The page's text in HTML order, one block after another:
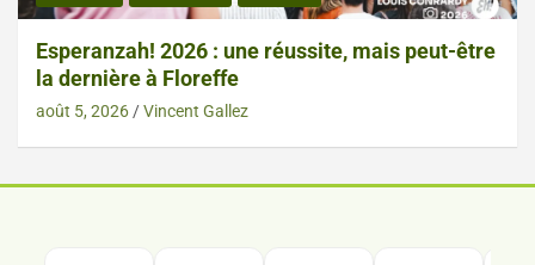
Esperanzah! 2026 : une réussite, mais peut-être
la dernière à Floreffe
août 5, 2026 Vincent Gallez